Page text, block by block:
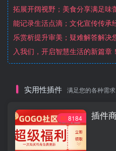
拓展开阔视野；美食分享满足味
能记录生活点滴；文化宣传传承
乐赏析提升审美；疑难解答解决
入我们，开启智慧生活的新篇章！
实用性插件 满足您的各种需求
8184 插件